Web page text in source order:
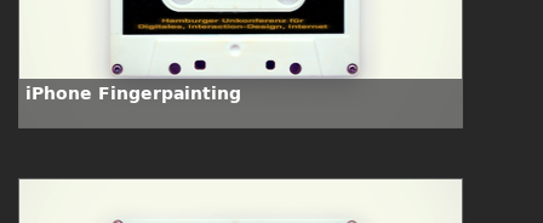
iPhone Fingerpainting